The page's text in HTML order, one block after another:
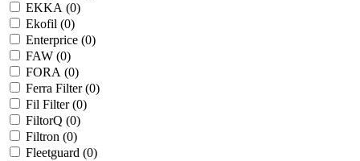
EKKA (0)
Ekofil (0)
Enterprice (0)
FAW (0)
FORA (0)
Ferra Filter (0)
Fil Filter (0)
FiltorQ (0)
Filtron (0)
Fleetguard (0)